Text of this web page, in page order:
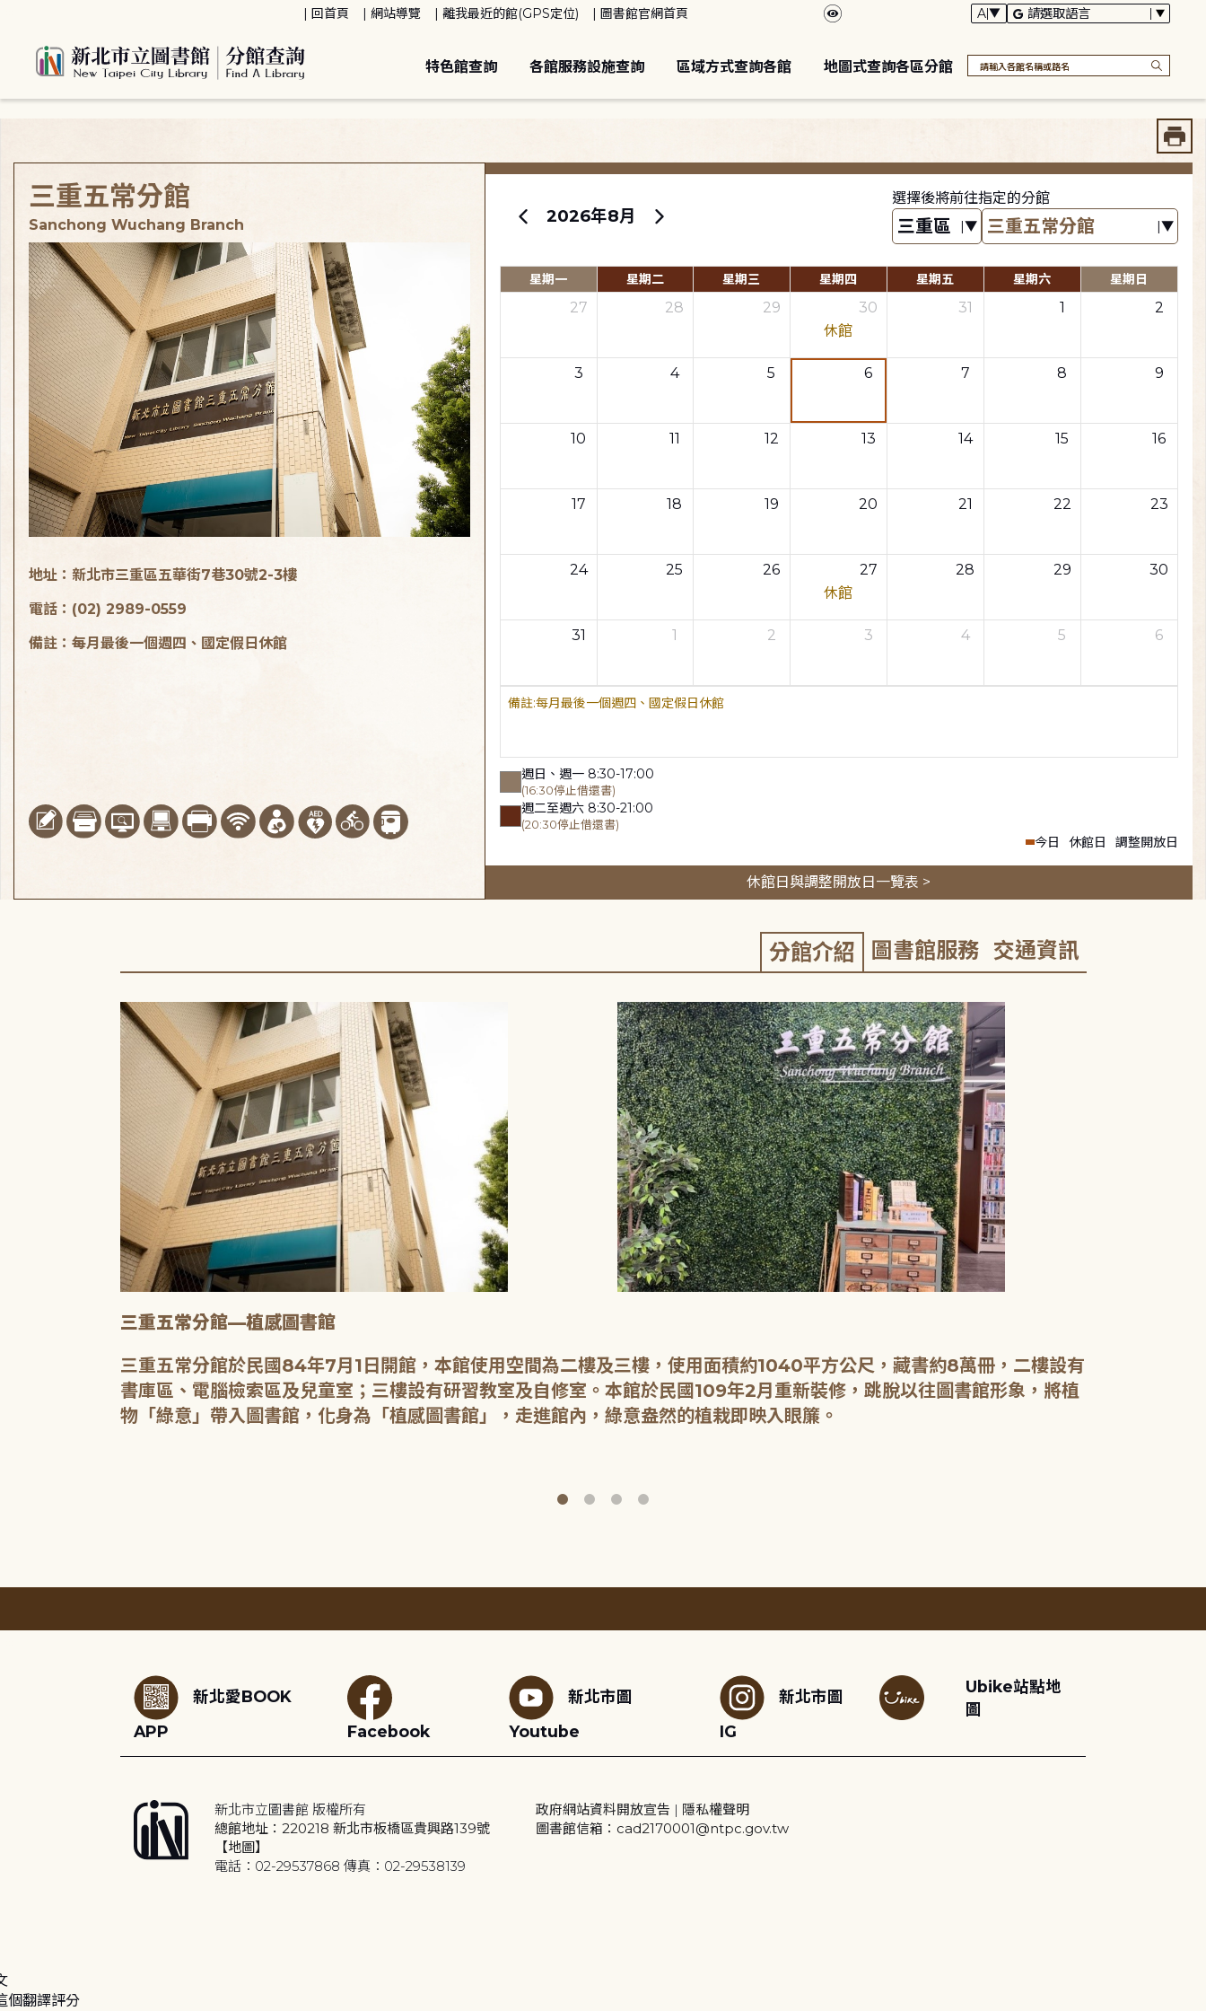
回首頁 網站導覽 離我最近的館(GPS定位) 圖書館官網首頁
特色館查詢 各館服務設施查詢 區域方式查詢各館 地圖式查詢各區分館
2026年8月
選擇後將前往指定的分館
星期一 星期二 星期三 星期四 星期五 星期六 星期日
27 28 29
30
休館
31 1 2
3 4 5 6 7 8 9
10 11 12 13 14 15 16
17 18 19 20 21 22 23
24 25 26
27
休館
28 29 30
31 1 2 3 4 5 6
每月最後一個週四、國定假日休館
週日、週一 8:30-17:00
(16:30停止借還書)
週二至週六 8:30-21:00
(20:30停止借還書)
今日 休館日 調整開放日
休館日與調整開放日一覽表 >
三重五常分館
Sanchong Wuchang Branch
地址：新北市三重區五華街7巷30號2-3樓
電話：(02) 2989-0559
備註：每月最後一個週四、國定假日休館
分館介紹 圖書館服務 交通資訊
三重五常分館—植感圖書館
三重五常分館於民國84年7月1日開館，本館使用空間為二樓及三樓，使用面積約1040平方公尺，藏書約8萬冊，二樓設有
書庫區、電腦檢索區及兒童室；三樓設有研習教室及自修室。本館於民國109年2月重新裝修，跳脫以往圖書館形象，將植
物「綠意」帶入圖書館，化身為「植感圖書館」，走進館內，綠意盎然的植栽即映入眼簾。
新北愛BOOK
APP
Facebook
新北市圖
Youtube
新北市圖
IG
Ubike站點地
圖
新北市立圖書館 版權所有
總館地址：220218 新北市板橋區貴興路139號
【地圖】
電話：02-29537868 傳真：02-29538139
政府網站資料開放宣告 | 隱私權聲明
圖書館信箱：cad2170001@ntpc.gov.tw
個翻譯評分